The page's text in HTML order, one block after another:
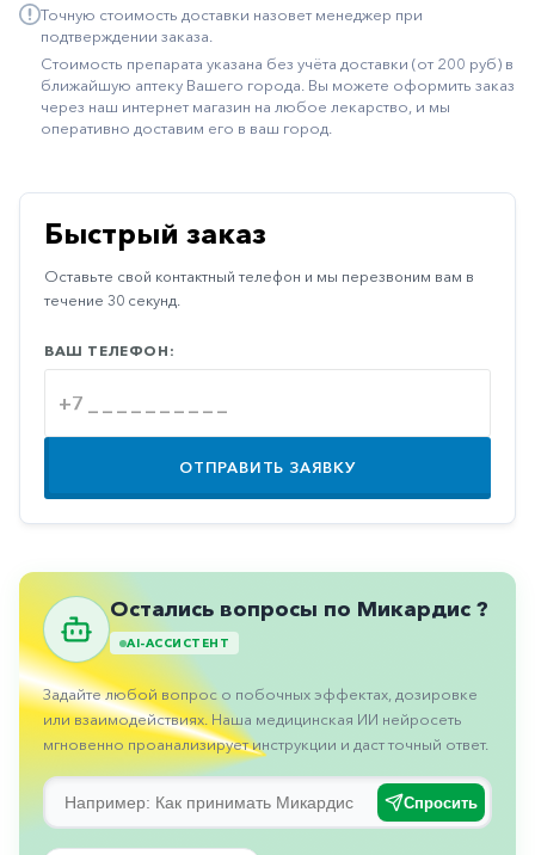
Наружные
средства
Неврологические
Офтальмология
Паркинсон
Противоаллергические
Противовоспалительные
Противогрибковые
Противоподагрические
Прочее
Пульмонология
Сердечные
Сосудистые
Тромбозы
Точную стоимость доставки назовет менеджер при
подтверждении заказа.
Стоимость препарата указана без учёта доставки (от 200 руб) в
ближайшую аптеку Вашего города. Вы можете оформить заказ
через наш интернет магазин на любое лекарство, и мы
оперативно доставим его в ваш город.
Быстрый заказ
Оставьте свой контактный телефон и мы перезвоним вам в
течение 30 секунд.
ВАШ ТЕЛЕФОН:
ОТПРАВИТЬ ЗАЯВКУ
Остались вопросы по Микардис ?
AI-АССИСТЕНТ
Задайте любой вопрос о побочных эффектах, дозировке
или взаимодействиях. Наша медицинская ИИ нейросеть
мгновенно проанализирует инструкции и даст точный ответ.
Спросить